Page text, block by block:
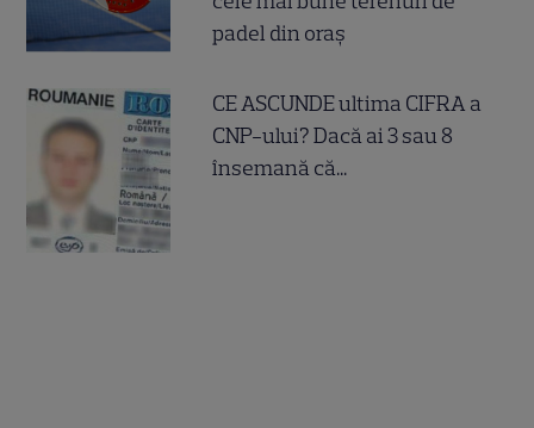
padel din oraș
CE ASCUNDE ultima CIFRA a
CNP-ului? Dacă ai 3 sau 8
însemană că...